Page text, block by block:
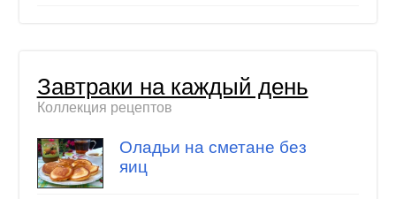
Завтраки на каждый день
Коллекция рецептов
Оладьи на сметане без
яиц